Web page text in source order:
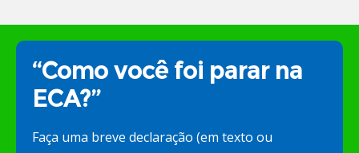
“Como você foi parar na
ECA?”
Faça uma breve declaração (em texto ou